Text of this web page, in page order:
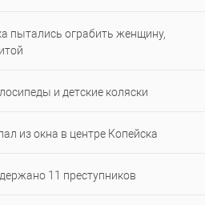
пытались ограбить женщину,
и детские коляски
из окна в центре Копейска
11 преступников